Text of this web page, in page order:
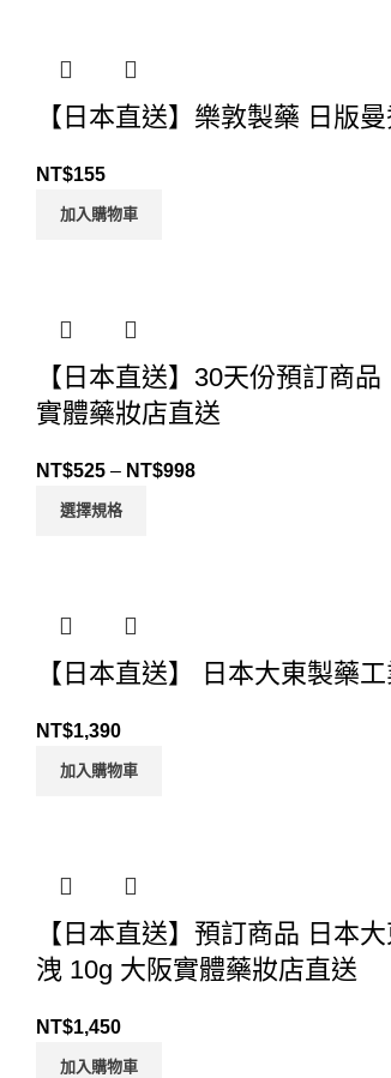
【日本直送】樂敦製藥 日版
NT$155
加入購物車
【日本直送】30天份預訂商
實體藥妝店直送
NT$525 – NT$998
選擇規格
【日本直送】 日本大東製藥
NT$1,390
加入購物車
【日本直送】預訂商品 日本
洩 10g 大阪實體藥妝店直送
NT$1,450
加入購物車